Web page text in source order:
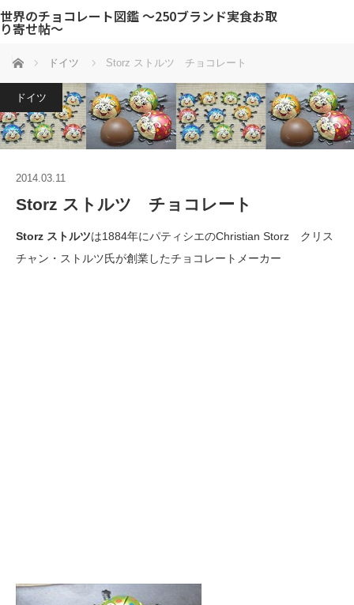
世界のチョコレート図鑑 〜250ブランド実食お取
り寄せ帖〜
ホーム ドイツ Storz ストルツ チョコレート
ドイツ
2014.03.11
Storz ストルツ チョコレート
Storz ストルツは1884年にパティシエのChristian Storz クリス
チャン・ストルツ氏が創業したチョコレートメーカー